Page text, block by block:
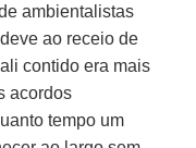
ambientalistas
ao receio de
contido era mais
acordos
tempo um